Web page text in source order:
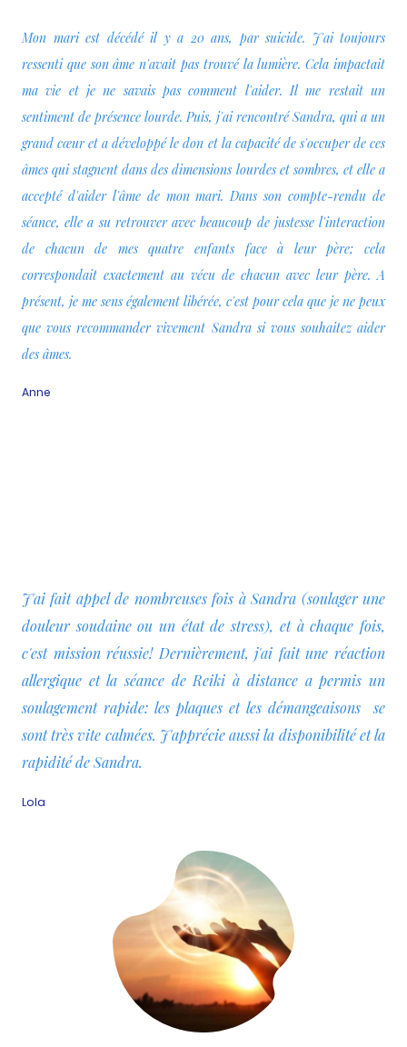
Mon mari est décédé il y a 20 ans, par suicide. J'ai toujours
ressenti que son âme n'avait pas trouvé la lumière. Cela impactait
ma vie et je ne savais pas comment l'aider. Il me restait un
sentiment de présence lourde. Puis, j'ai rencontré Sandra, qui a un
grand cœur et a développé le don et la capacité de s'occuper de ces
âmes qui stagnent dans des dimensions lourdes et sombres, et elle a
accepté d'aider l'âme de mon mari. Dans son compte-rendu de
séance, elle a su retrouver avec beaucoup de justesse l'interaction
de chacun de mes quatre enfants face à leur père; cela
correspondait exactement au vécu de chacun avec leur père. A
présent, je me sens également libérée, c'est pour cela que je ne peux
que vous recommander vivement Sandra si vous souhaitez aider
des âmes.
Anne
J'ai fait appel de nombreuses fois à Sandra (soulager une
douleur soudaine ou un état de stress), et à chaque fois,
c'est mission réussie! Dernièrement, j'ai fait une réaction
allergique et la séance de Reiki à distance a permis un
soulagement rapide: les plaques et les démangeaisons se
sont très vite calmées. J'apprécie aussi la disponibilité et la
rapidité de Sandra.
Lola